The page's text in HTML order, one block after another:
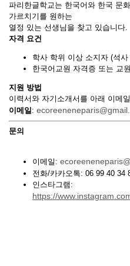
파리한글학교는 한국어와 한국 문
가르치기를 원하는
열정 있는 선생님을 찾고 있습니다.
자격 요건
학사 학위 이상 소지자 (석
한국어교원 자격증 또는 교
지원 방법
이력서와 자기소개서를 아래 이메
이메일:
문의
이메일:
전화/카카오톡: 06 99 40 34
인스타그램:
https://